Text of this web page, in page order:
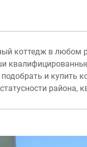
коттедж в любом
подобрать и купить
района,